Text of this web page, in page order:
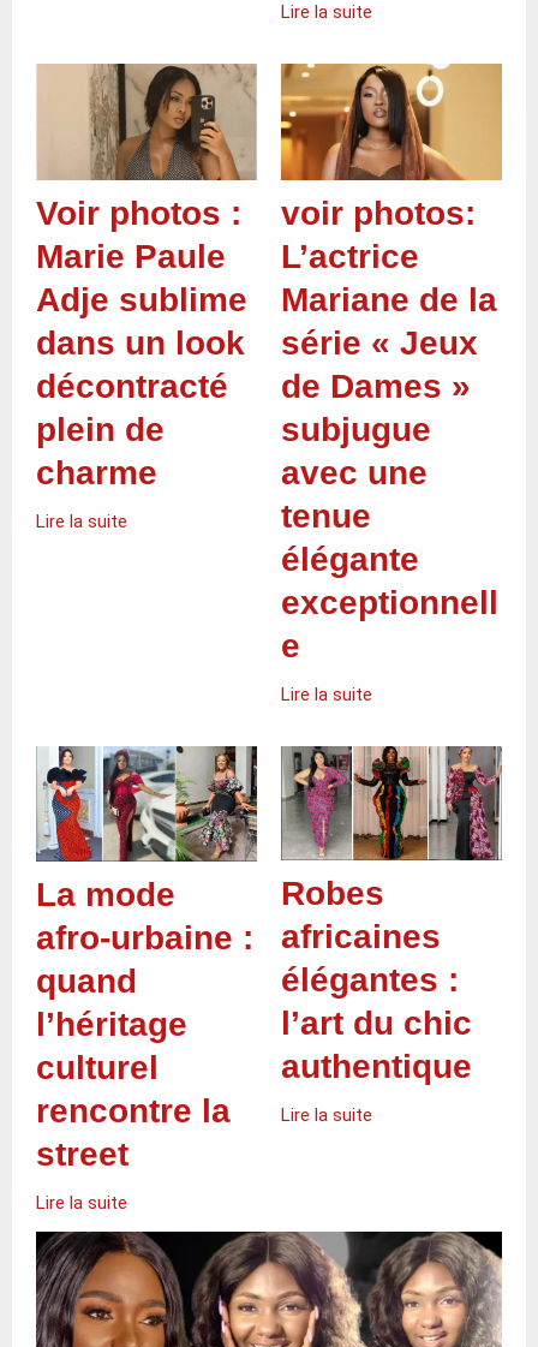
Lire la suite
Voir photos :
Marie Paule
Adje sublime
dans un look
décontracté
plein de
charme
Lire la suite
voir photos:
L’actrice
Mariane de la
série « Jeux
de Dames »
subjugue
avec une
tenue
élégante
exceptionnell
e
Lire la suite
La mode
afro-urbaine :
quand
l’héritage
culturel
rencontre la
street
Lire la suite
Robes
africaines
élégantes :
l’art du chic
authentique
Lire la suite